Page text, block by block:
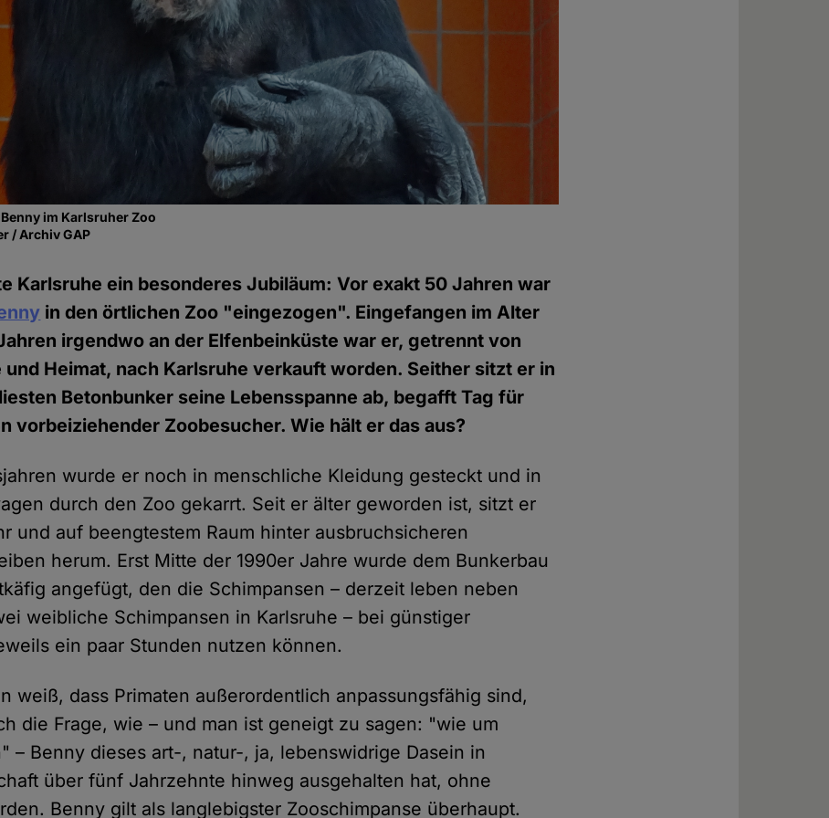
im Karlsruher Zoo
/ Archiv GAP
Karlsruhe ein besonderes Jubiläum: Vor exakt 50 Jahren war
in den örtlichen Zoo "eingezogen". Eingefangen im Alter
irgendwo an der Elfenbeinküste war er, getrennt von
und Heimat, nach Karlsruhe verkauft worden. Seither sitzt er in
Betonbunker seine Lebensspanne ab, begafft Tag für
vorbeiziehender Zoobesucher. Wie hält er das aus?
wurde er noch in menschliche Kleidung gesteckt und in
durch den Zoo gekarrt. Seit er älter geworden ist, sitzt er
und auf beengtestem Raum hinter ausbruchsicheren
herum. Erst Mitte der 1990er Jahre wurde dem Bunkerbau
angefügt, den die Schimpansen – derzeit leben neben
weibliche Schimpansen in Karlsruhe – bei günstiger
ein paar Stunden nutzen können.
weiß, dass Primaten außerordentlich anpassungsfähig sind,
die Frage, wie – und man ist geneigt zu sagen: "wie um
– Benny dieses art-, natur-, ja, lebenswidrige Dasein in
über fünf Jahrzehnte hinweg ausgehalten hat, ohne
Benny gilt als langlebigster Zooschimpanse überhaupt.